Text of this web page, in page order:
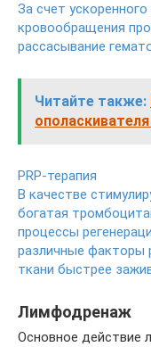
За счет
кровообращения
рассасывание
Читайте также:
PRP-терапия
В качестве
богатая
процессы
различные факторы
ткани быстрее
Лимфодренаж
Основное действие